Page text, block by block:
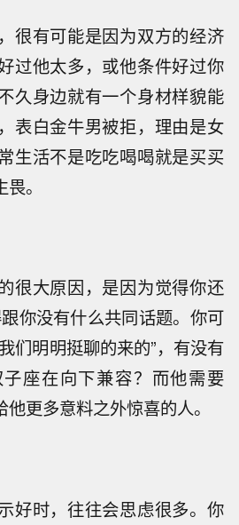
很有可能是因为双方的经济
过他太多，或他条件好过你
久身边就有一个身材样貌能
表白金牛男被拒，理由是女
生活不是吃吃喝喝就是买买
。
很大原因，是因为觉得你还
跟你没有什么共同话题。你可
们明明挺聊的来的”，有没有
座在向下兼容？而他需要
更多意料之外惊喜的人。
好时，往往会思虑很多。你